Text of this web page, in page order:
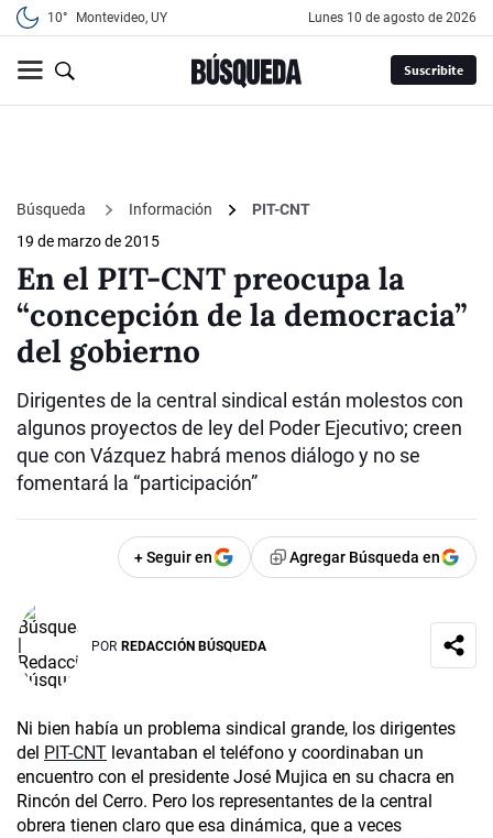
10° Montevideo, UY lunes 10 de agosto de 2026
Suscribite
Búsqueda Información
PIT-CNT
19 de marzo de 2015
En el PIT-CNT preocupa la
“concepción de la democracia”
del gobierno
Dirigentes de la central sindical están molestos con
algunos proyectos de ley del Poder Ejecutivo; creen
que con Vázquez habrá menos diálogo y no se
fomentará la “participación”
+ Seguir en Agregar Búsqueda en
POR REDACCIÓN BÚSQUEDA
Ni bien había un problema sindical grande, los dirigentes
del PIT-CNT levantaban el teléfono y coordinaban un
encuentro con el presidente José Mujica en su chacra en
Rincón del Cerro. Pero los representantes de la central
obrera tienen claro que esa dinámica, que a veces